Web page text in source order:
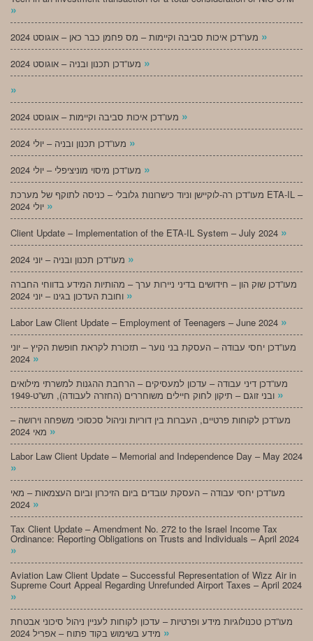
»
»
»
»
»
»
»
מעו”דכן רה-לוקיישן וניוד כישרונות גלובלי – כניסה לתוקף של מערכת ETA-IL –
»
Client Update – Implementation of the ETA-IL System – July 2024 »
»
מעו”דכן שוק הון – חידושים בדיני ניירות ערך – מהותיות המידע בדווחי החברה
»
Labor Law Client Update – Employment of Teenagers – June 2024 »
מעו”דכן יחסי עבודה – העסקת בני נוער – תזכורת לקראת חופשת הקיץ – יוני
»
מעו”דכן דיני עבודה – עדכון למעסיקים – הרחבת ההגנות למשרתי מילואים
»
מעו”דכן לקוחות פרטיים, העברות בין דוריות וניהול סכסוכי משפחה וירושה –
»
Labor Law Client Update – Memorial and Independence Day – May 2024
»
מעו”דכן יחסי עבודה – העסקת עובדים ביום הזיכרון וביום העצמאות – מאי
»
Tax Client Update – Amendment No. 272 to the Israel Income Tax
Ordinance: Reporting Obligations on Trusts and Individuals – April 2024
»
Aviation Law Client Update – Successful Representation of Wizz Air in
Supreme Court Appeal Regarding Unrefunded Airport Taxes – April 2024
»
מעו”דכן טכנולוגיות מידע ופרטיות – עדכון לקוחות לעניין ניהול סיכוני אבטחת
»